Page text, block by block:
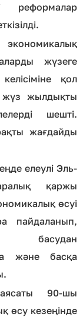
реформалар
жүзеге
қол
жүз жылдықты
шешті.
жағдайды
елеулі Эль-
қаржы
өсуі
пайдаланып,
басудан
және басқа
90-шы
өсу кезеңінде